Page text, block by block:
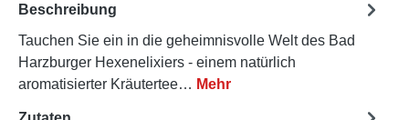
Beschreibung
Tauchen Sie ein in die geheimnisvolle Welt des Bad
Harzburger Hexenelixiers - einem natürlich
aromatisierter Kräutertee… Mehr